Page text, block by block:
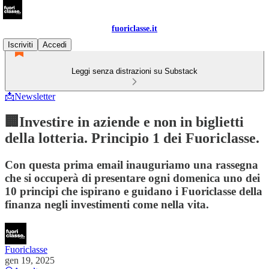
fuoriclasse.it
Iscriviti
Accedi
Leggi senza distrazioni su Substack
📩Newsletter
🏢Investire in aziende e non in biglietti
della lotteria. Principio 1 dei Fuoriclasse.
Con questa prima email inauguriamo una rassegna
che si occuperà di presentare ogni domenica uno dei
10 principi che ispirano e guidano i Fuoriclasse della
finanza negli investimenti come nella vita.
Fuoriclasse
gen 19, 2025